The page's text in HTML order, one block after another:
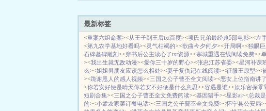
最新标签
<重案六组命案><从王子到王后txt百度><项氏兄弟最经典5部电影><左
<第九农学基地好看吗><灵气枯竭的><歌曲今夕何夕><开局啊><独眼
石碑墓碑雕刻 ><穿书后公主读心了txt资源><寒城重遇在线阅读免费><
><我出生就无敌动漫><爱你三十岁的野心><张忠江苏省委><星河补课
么><姐姐男朋友应该怎么相处><妻子复仇记在线阅读><征服王原型><
><跪谢恩人的感人视频><三国之公子曹丕全文阅读><恶女上位指南讲
<你若安好便是晴天你若安不好便是什么意思><容遇是谁><娱乐密探零
短剧合集><三国之公子曹丕全文免费阅读><基因猎手><星影ai><总裁
的><小孟农家菜订餐电话><三国之公子曹丕全文免费><怀宁县公安局